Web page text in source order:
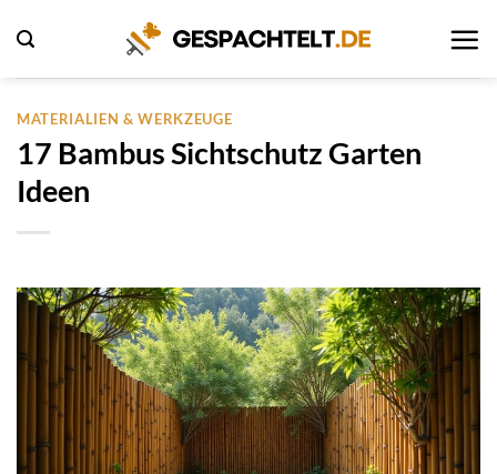
Inhalt
springen
MATERIALIEN & WERKZEUGE
17 Bambus Sichtschutz Garten
Ideen